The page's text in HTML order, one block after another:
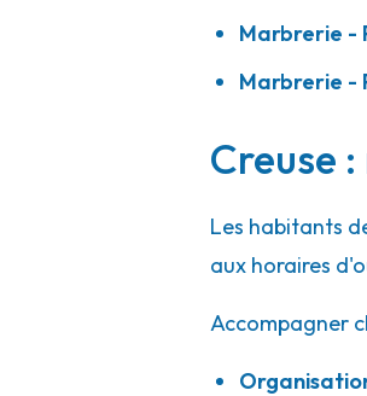
Marbrerie -
Marbrerie -
Creuse
Les habitants
aux horaires
Accompagner